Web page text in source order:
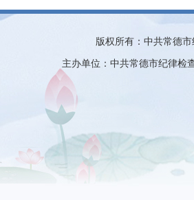
版权所有：中共常德
主办单位：中共常德市纪律检